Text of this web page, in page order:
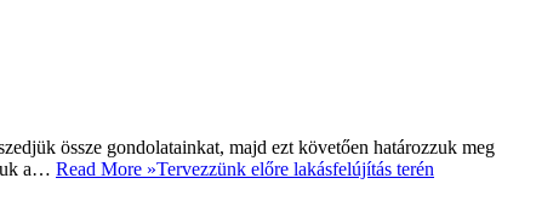
össze gondolatainkat, majd ezt követően határozzuk meg
a… Read More »Tervezzünk előre lakásfelújítás terén